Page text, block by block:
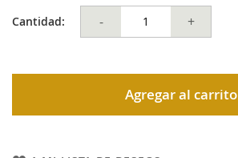
Cantidad: - +
Agregar al carrito